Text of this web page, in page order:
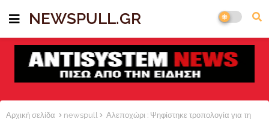
NEWSPULL.GR
Αρχική σελίδα newspull
Αλεποχώρι : Ψηφίστηκε τροπολογία για τη